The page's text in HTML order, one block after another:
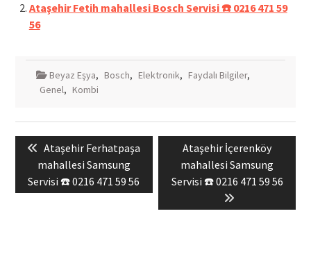
Ataşehir Fetih mahallesi Bosch Servisi ☎️ 0216 471 59
56
Beyaz Eşya, Bosch, Elektronik, Faydalı Bilgiler,
Genel, Kombi
Yazı
gezinmesi
Previous
post:
Ataşehir Ferhatpaşa
mahallesi Samsung
Servisi ☎️ 0216 471 59 56
Next
post:
Ataşehir İçerenköy
mahallesi Samsung
Servisi ☎️ 0216 471 59 56